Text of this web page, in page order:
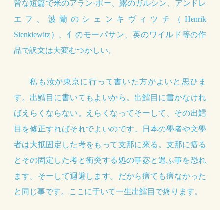
皆な短篇で米のアラン·ポー、露のガルシン、アンドレ
エフ、波蘭のシェンキヴィツチ（Henrik
Sienkiewitz）、亻のモーパサン、英のワイルド等の作
品で訳文は大変むつかしい。
私も汝が東京に行って書いた方がよいと思ひま
す。出鱈目に書いてもよいから。出鱈目に書かなけれ
ばえらくならない。えらくなってそーして、その出鱈
目を修正すればそれでよいのです。日本の學者や文學
者は大抵固定した考をもって支那に來る。支那に瘄る
とその固定した考と衝突する処の事宓と遇ふ事を恐れ
ます。そーして迴避します。だから瘄ても瘄なかった
と同じ事です。ここに于いて一生出鱈目で終ります。